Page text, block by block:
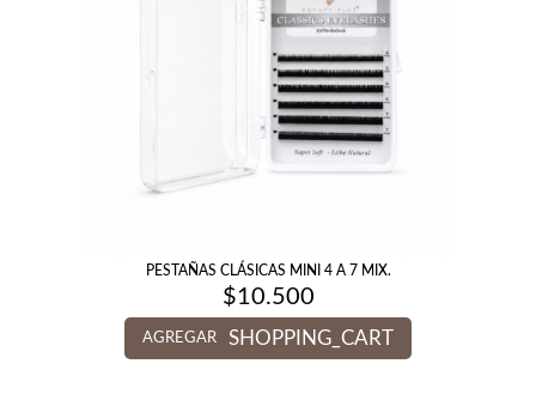
PESTAÑAS CLÁSICAS MINI 4 A 7 MIX.
$10.500
AGREGAR SHOPPING_CART